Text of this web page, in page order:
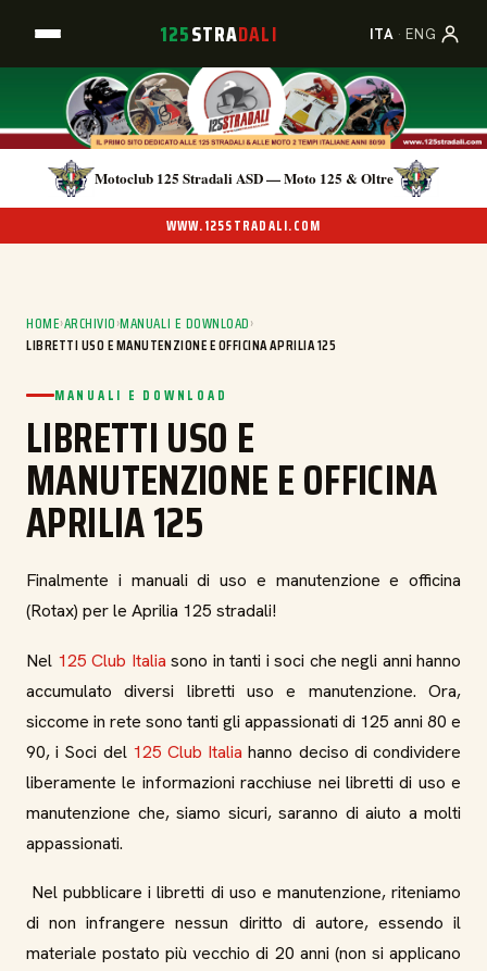
125STRADALI ITA · ENG
Motoclub 125 Stradali ASD — Moto 125 & Oltre
WWW.125STRADALI.COM
HOME›ARCHIVIO›MANUALI E DOWNLOAD›
LIBRETTI USO E MANUTENZIONE E OFFICINA APRILIA 125
MANUALI E DOWNLOAD
LIBRETTI USO E
MANUTENZIONE E OFFICINA
APRILIA 125
Finalmente i manuali di uso e manutenzione e officina
(Rotax) per le Aprilia 125 stradali!
Nel 125 Club Italia sono in tanti i soci che negli anni hanno
accumulato diversi libretti uso e manutenzione. Ora,
siccome in rete sono tanti gli appassionati di 125 anni 80 e
90, i Soci del 125 Club Italia hanno deciso di condividere
liberamente le informazioni racchiuse nei libretti di uso e
manutenzione che, siamo sicuri, saranno di aiuto a molti
appassionati.
Nel pubblicare i libretti di uso e manutenzione, riteniamo
di non infrangere nessun diritto di autore, essendo il
materiale postato più vecchio di 20 anni (non si applicano